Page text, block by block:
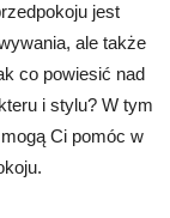
jest
ale także
co powiesić nad
i stylu? W tym
Ci pomóc w